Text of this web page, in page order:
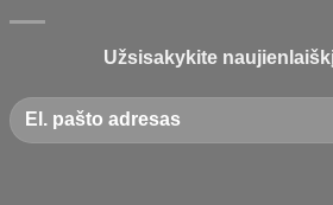
Užsisakykite